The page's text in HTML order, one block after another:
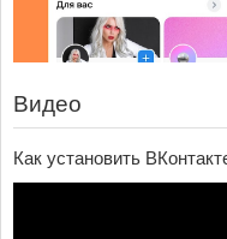
Видео
Как установить